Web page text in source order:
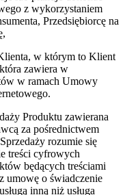
z wykorzystaniem
Przedsiębiorcę na
w którym to Klient
zawiera w
w ramach Umowy
Produktu zawierana
za pośrednictwem
Sprzedaży rozumie się
treści cyfrowych
będących treściami
umowę o świadczenie
inną niż usługa